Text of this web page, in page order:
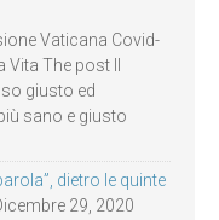
Vaticana Covid-
The post Il
giusto ed
sano e giusto
dietro le quinte
29, 2020